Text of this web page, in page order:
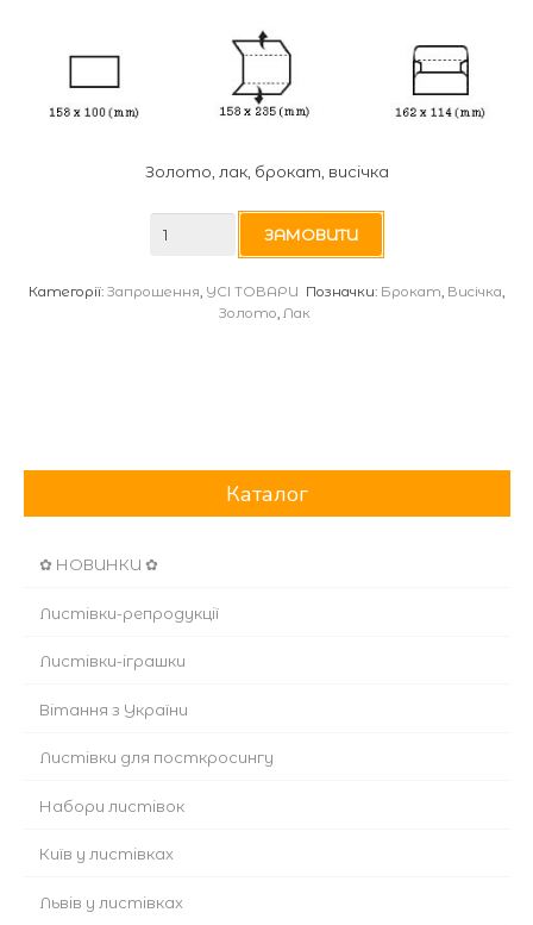
Золото, лак, брокат, висічка
В-3140
ЗАМОВИТИ
Категорії: Запрошення, УСІ ТОВАРИ Позначки: Брокат, Висічка,
Золото, Лак
Каталог
✿ НОВИНКИ ✿
Листівки-репродукції
Листівки-іграшки
Вітання з України
Листівки для посткросингу
Набори листівок
Київ у листівках
Львів у листівках